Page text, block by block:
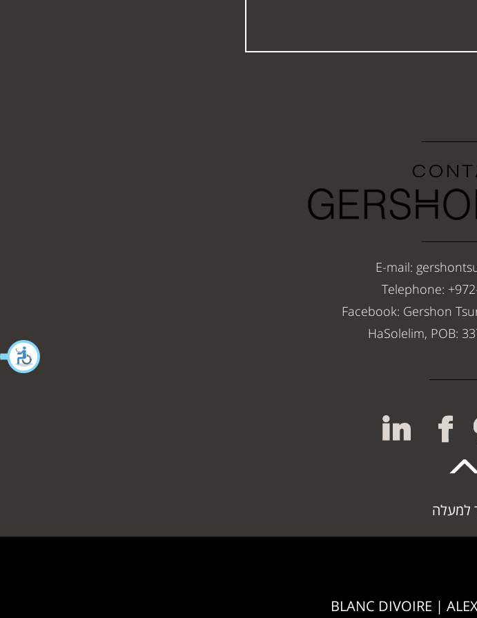
E-mail:
Telephone:
Facebook: Gershon
HaSolelim, POB:
למעלה
BLANC DIVOIRE |